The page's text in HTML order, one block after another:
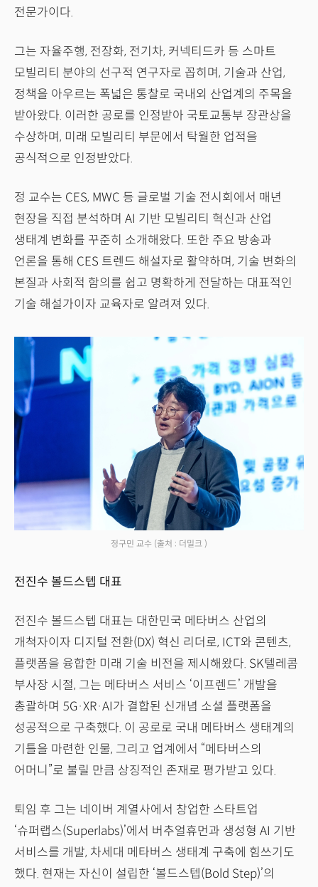
전문가이다.
그는 자율주행, 전장화, 전기차, 커넥티드카 등 스마트
모빌리티 분야의 선구적 연구자로 꼽히며, 기술과 산업,
정책을 아우르는 폭넓은 통찰로 국내외 산업계의 주목을
받아왔다. 이러한 공로를 인정받아 국토교통부 장관상을
수상하며, 미래 모빌리티 부문에서 탁월한 업적을
공식적으로 인정받았다.
정 교수는 CES, MWC 등 글로벌 기술 전시회에서 매년
현장을 직접 분석하며 AI 기반 모빌리티 혁신과 산업
생태계 변화를 꾸준히 소개해왔다. 또한 주요 방송과
언론을 통해 CES 트렌드 해설자로 활약하며, 기술 변화의
본질과 사회적 함의를 쉽고 명확하게 전달하는 대표적인
기술 해설가이자 교육자로 알려져 있다.
정구민 교수 (출처 : 더밀크 )
전진수 볼드스텝 대표
전진수 볼드스텝 대표는 대한민국 메타버스 산업의
개척자이자 디지털 전환(DX) 혁신 리더로, ICT와 콘텐츠,
플랫폼을 융합한 미래 기술 비전을 제시해왔다. SK텔레콤
부사장 시절, 그는 메타버스 서비스 ‘이프렌드’ 개발을
총괄하며 5G·XR·AI가 결합된 신개념 소셜 플랫폼을
성공적으로 구축했다. 이 공로로 국내 메타버스 생태계의
기틀을 마련한 인물, 그리고 업계에서 “메타버스의
어머니”로 불릴 만큼 상징적인 존재로 평가받고 있다.
퇴임 후 그는 네이버 계열사에서 창업한 스타트업
‘슈퍼랩스(Superlabs)’에서 버추얼휴먼과 생성형 AI 기반
서비스를 개발, 차세대 메타버스 생태계 구축에 힘쓰기도
했다. 현재는 자신이 설립한 ‘볼드스텝(Bold Step)’의